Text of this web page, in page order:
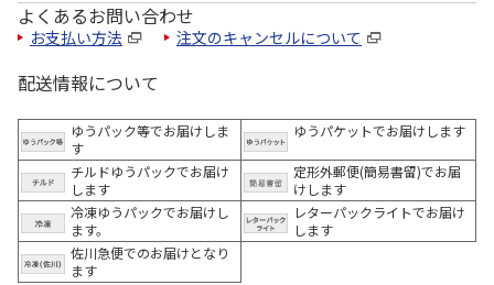
よくあるお問い合わせ
お支払い方法 注文のキャンセルについて
配送情報について
ゆうパック等でお届けしま
す
ゆうパケットでお届けします
チルドゆうパックでお届け
します
定形外郵便(簡易書留)でお届
けします
冷凍ゆうパックでお届けし
ます。
レターパックライトでお届け
します
佐川急便でのお届けとなり
ます